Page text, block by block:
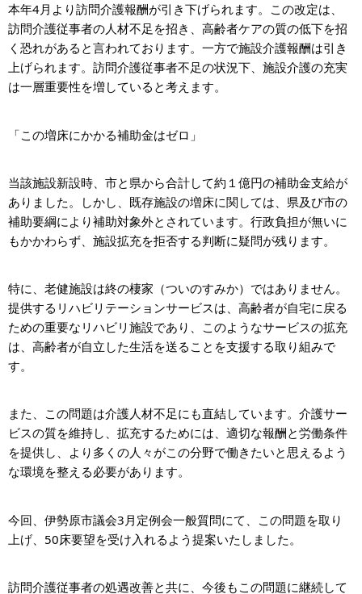
本年4月より訪問介護報酬が引き下げられます。この改定は、
訪問介護従事者の人材不足を招き、高齢者ケアの質の低下を招
く恐れがあると言われております。一方で施設介護報酬は引き
上げられます。訪問介護従事者不足の状況下、施設介護の充実
は一層重要性を増していると考えます。
「この増床にかかる補助金はゼロ」
当該施設新設時、市と県から合計して約１億円の補助金支給が
ありました。しかし、既存施設の増床に関しては、県及び市の
補助要綱により補助対象外とされています。行政負担が無いに
もかかわらず、施設拡充を拒否する判断に疑問が残ります。
特に、老健施設は終の棲家（ついのすみか）ではありません。
提供するリハビリテーションサービスは、高齢者が自宅に戻る
ための重要なリハビリ施設であり、このようなサービスの拡充
は、高齢者が自立した生活を送ることを支援する取り組みで
す。
また、この問題は介護人材不足にも直結しています。介護サー
ビスの質を維持し、拡充するためには、適切な報酬と労働条件
を提供し、より多くの人々がこの分野で働きたいと思えるよう
な環境を整える必要があります。
今回、伊勢原市議会3月定例会一般質問にて、この問題を取り
上げ、50床要望を受け入れるよう提案いたしました。
訪問介護従事者の処遇改善と共に、今後もこの問題に継続して